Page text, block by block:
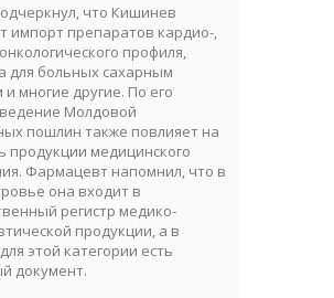
что Кишинев
импорт препаратов кардио-,
профиля,
для больных сахарным
многие другие. По его
Молдовой
пошлин также повлияет на
продукции медицинского
Фармацевт напомнил, что в
она входит в
регистр медико-
продукции, а в
этой категории есть
документ.